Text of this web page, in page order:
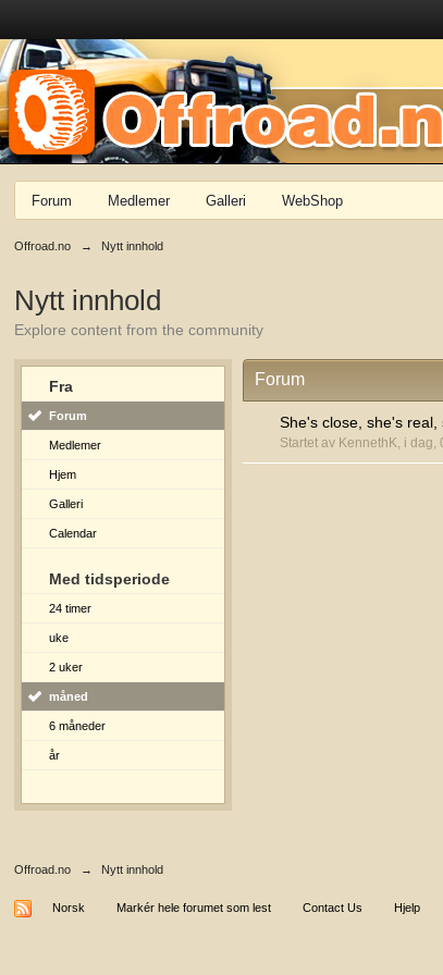
Forum Medlemer Galleri WebShop
Offroad.no → Nytt innhold
Nytt innhold
Explore content from the community
Fra
Forum
Medlemer
Hjem
Galleri
Calendar
Med tidsperiode
24 timer
uke
2 uker
måned
6 måneder
år
Forum
She's close, she's real,
Startet av KennethK, i dag,
Offroad.no → Nytt innhold
Norsk Markér hele forumet som lest Contact Us Hjelp